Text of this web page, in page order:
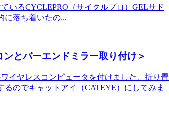
いるCYCLEPRO（サイクルプロ）GELサド
に落ち着いたの...
とバーエンドミラー取り付け＞
イヤレスコンピュータを付けました、折り畳
のでキャットアイ（CATEYE）にしてみま